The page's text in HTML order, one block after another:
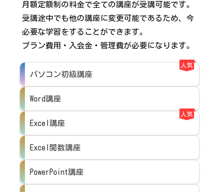
月額定額制の料金で全ての講座が受講可能です。
受講途中でも他の講座に変更可能であるため、今
必要な学習をすることができます。
プラン費用・入会金・管理費が必要になります。
パソコン初級講座
人気
Word講座
Excel講座
人気
Excel関数講座
PowerPoint講座